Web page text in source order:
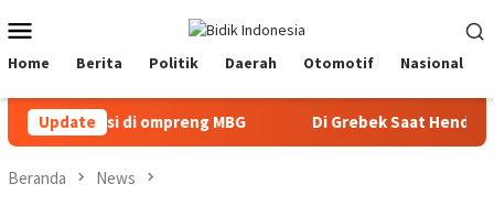
ke
kontenMobile
Home Berita Politik Daerah Otomotif Nasional
Updatedi ompreng MBG Di Grebek Saat Hendak
Beranda News